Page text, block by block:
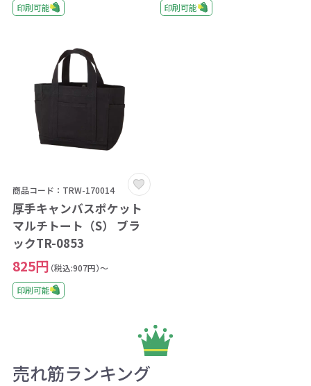
印刷可能
印刷可能
商品コード：TRW-170014
厚手キャンバスポケット
マルチトート（S） ブラ
ックTR-0853
825円 （税込:907円）～
印刷可能
売れ筋ランキング